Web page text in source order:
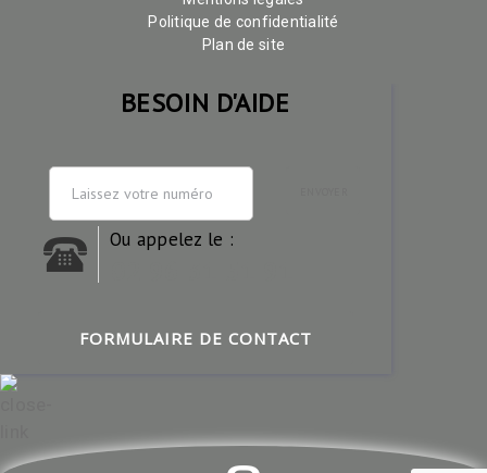
Politique de confidentialité
Plan de site
BESOIN D'AIDE
Ou appelez le :
FORMULAIRE DE CONTACT